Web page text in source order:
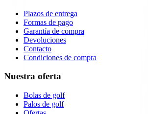
Plazos de entrega
Formas de pago
Garantía de compra
Devoluciones
Contacto
Condiciones de compra
Nuestra oferta
Bolas de golf
Palos de golf